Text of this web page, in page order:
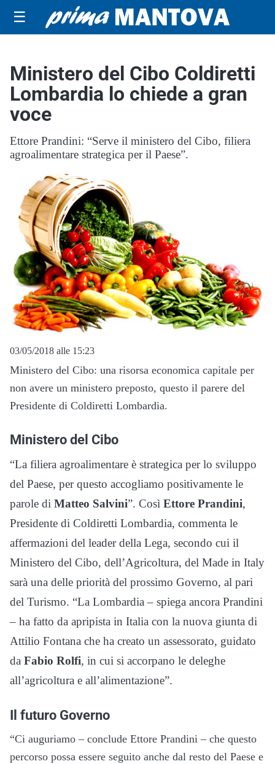
☰
Ministero del Cibo Coldiretti
Lombardia lo chiede a gran
voce
Ettore Prandini: “Serve il ministero del Cibo, filiera
agroalimentare strategica per il Paese”.
03/05/2018 alle 15:23
Ministero del Cibo: una risorsa economica capitale per
non avere un ministero preposto, questo il parere del
Presidente di Coldiretti Lombardia.
Ministero del Cibo
“La filiera agroalimentare è strategica per lo sviluppo
del Paese, per questo accogliamo positivamente le
parole di Matteo Salvini”. Così Ettore Prandini,
Presidente di Coldiretti Lombardia, commenta le
affermazioni del leader della Lega, secondo cui il
Ministero del Cibo, dell’Agricoltura, del Made in Italy
sarà una delle priorità del prossimo Governo, al pari
del Turismo. “La Lombardia – spiega ancora Prandini
– ha fatto da apripista in Italia con la nuova giunta di
Attilio Fontana che ha creato un assessorato, guidato
da Fabio Rolfi, in cui si accorpano le deleghe
all’agricoltura e all’alimentazione”.
Il futuro Governo
“Ci auguriamo – conclude Ettore Prandini – che questo
percorso possa essere seguito anche dal resto del Paese e